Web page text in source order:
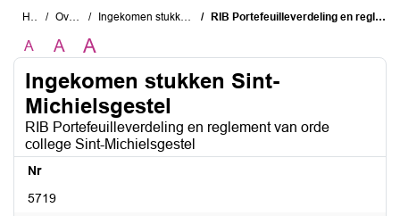
Home Overzichten Ingekomen stukken Sint-Michielsgestel RIB Portefeuilleverdeling en reglement van orde college Sint-Michielsgestel
A A A
Ingekomen stukken Sint-
Michielsgestel
RIB Portefeuilleverdeling en reglement van orde
college Sint-Michielsgestel
Nr
5719